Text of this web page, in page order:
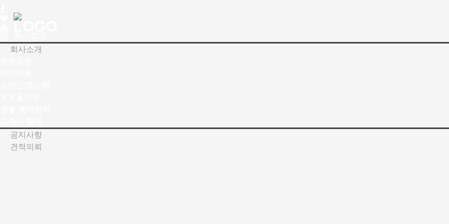
회사소개
공지사항
견적의뢰